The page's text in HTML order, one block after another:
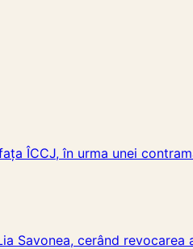
ÎCCJ, în urma unei
Savonea, cerând revocarea